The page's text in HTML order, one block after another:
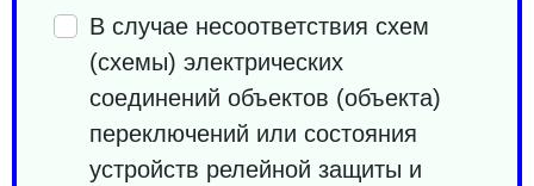
В случае несоответствия схем
(схемы) электрических
соединений объектов (объекта)
переключений или состояния
устройств релейной защиты и